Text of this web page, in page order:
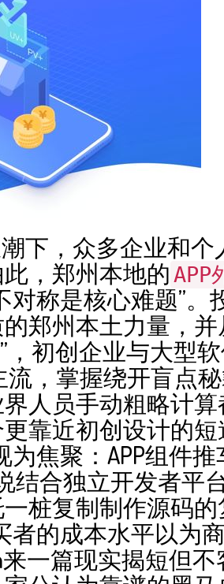
下，众多企业和个
，郑州本地的 APP
称是核心难题”。
郑州本土力量，
初创企业与大型
，掌握绕开盲点
人员手动粗略计
靠近初创设计的
焦聚：APP组件
合独立开发者平
桩复制制作源码
的成本水平以为
一篇现实揭短但